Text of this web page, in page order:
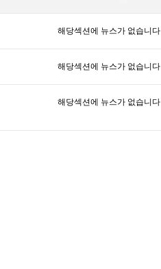
해당섹션에 뉴스가 없습니다
해당섹션에 뉴스가 없습니다
해당섹션에 뉴스가 없습니다